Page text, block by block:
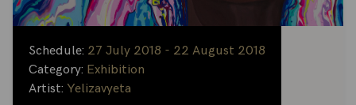
Schedule: 27 July 2018 - 22 August 2018
Category: Exhibition
Artist: Yelizavyeta